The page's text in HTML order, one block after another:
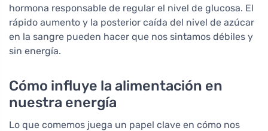
hormona responsable de regular el nivel de glucosa. El
rápido aumento y la posterior caída del nivel de azúcar
en la sangre pueden hacer que nos sintamos débiles y
sin energía.
Cómo influye la alimentación en
nuestra energía
Lo que comemos juega un papel clave en cómo nos